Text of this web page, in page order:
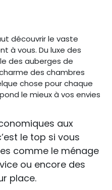
découvrir le vaste
à vous. Du luxe des
des auberges de
des chambres
chose pour chaque
le mieux à vos envies
aux
le top si vous
comme le ménage
ou encore des
place.